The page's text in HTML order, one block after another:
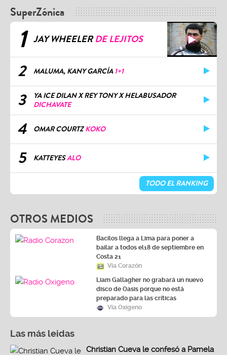
SuperZónica
1 JAY WHEELERDE LEJITOS
2 MALUMA, KANY GARCÍA 1+1
3
YA ICE DILAN X REY TONY X HELABUSADOR
DICHAVATE
4 OMAR COURTZKOKO
5 KATTEYESALO
TODO EL RANKING
OTROS MEDIOS
Bacilos llega a Lima para poner a
bailar a todos el18 de septiembre en
Costa 21
Vía Corazón
Liam Gallagher no grabará un nuevo
disco de Oasis porque no está
preparado para las críticas
Vía Oxígeno
Las más leidas
Christian Cueva le confesó a Pamela